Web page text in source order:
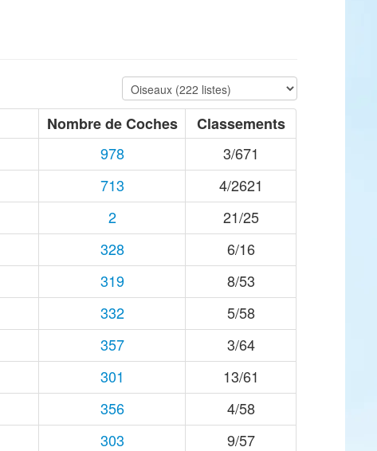
Nombre de Coches
Classements
978
3/671
713
4/2621
2
21/25
328
6/16
319
8/53
332
5/58
357
3/64
301
13/61
356
4/58
303
9/57